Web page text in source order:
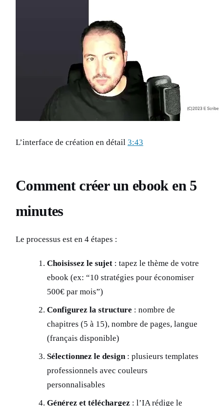
L’interface de création en détail 3:43
Comment créer un ebook en 5
minutes
Le processus est en 4 étapes :
Choisissez le sujet : tapez le thème de votre
ebook (ex: “10 stratégies pour économiser
500€ par mois”)
Configurez la structure : nombre de
chapitres (5 à 15), nombre de pages, langue
(français disponible)
Sélectionnez le design: plusieurs templates
professionnels avec couleurs
personnalisables
Générez et téléchargez : l’IA rédige le